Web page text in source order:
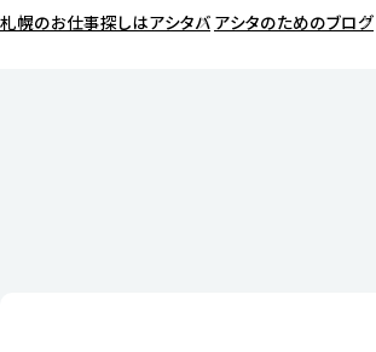
札幌のお仕事探しはアシタバ アシタのためのブログ